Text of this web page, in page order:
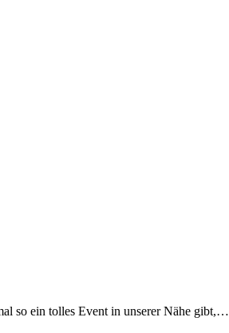
so ein tolles Event in unserer Nähe gibt,…